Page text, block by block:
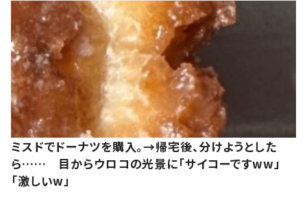
ミスドでドーナツを購入。→帰宅後、分けようとした
ら…… 目からウロコの光景に「サイコーですww」
「激しいw」